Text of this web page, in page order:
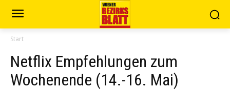
Start
Netflix Empfehlungen zum
Wochenende (14.-16. Mai)